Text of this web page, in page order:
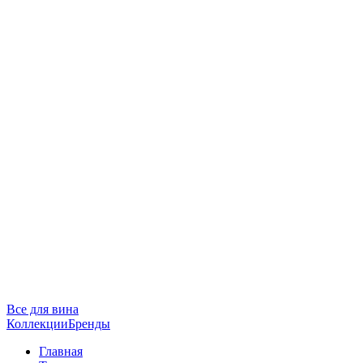
Все для вина
КоллекцииБренды
Главная